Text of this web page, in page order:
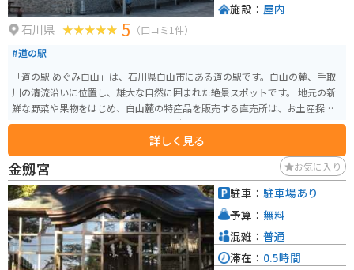
石川県 5 （口コミ1件）
#道の駅
「道の駅 めぐみ白山」は、石川県白山市にある道の駅です。白山の麓、手取
川の清流沿いに位置し、雄大な自然に囲まれた絶景スポットです。 地元の新
鮮な野菜や果物をはじめ、白山麓の特産品を販売する直売所は、お土産探し
に最適です。レストランでは、地元食材をふんだんに使った郷土料理や、白
山麓のブランド米「はくさんひめ」を使った料理が楽しめます。 バイクで訪
れる際は、道の駅から白山白川郷ホワイトロードの入り口まで約30分とアク
セスが良く、ツーリングの拠点としてもおすすめです。白山スーパー林道
は、期間限定で通行可能となる絶景ルートとしても知られています。 周辺に
は、白山登山やハイキングの拠点となる白山国立公園、白山信仰の霊峰「白
山」を御神体とする白山比咩神社など、観光スポットも充実しています。道の
駅 めぐみ白山は、自然と文化に触れながら、ゆったりと過ごせる場所です。
詳しく見る
施設： 屋内
金劔宮 お気に入り
駐車： 駐車場あり
予算： 無料
混雑： 普通
滞在： 0.5時間